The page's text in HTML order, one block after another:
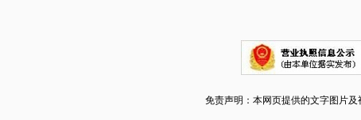
免责声明：本网页提供的文字图片